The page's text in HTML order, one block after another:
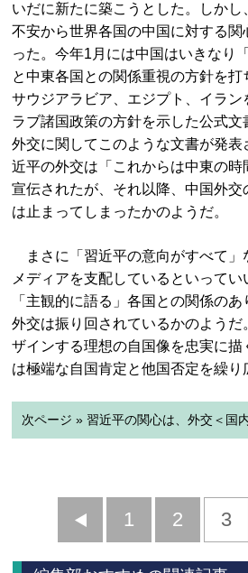
いだに新たに築こうとした。しか
不安から世界各国の中国に対する関
った。今年1月には中国はいきなり
と中東各国との関係重視の方針を
サウジアラビア、エジプト、イラン
ラブ諸国政策の方針を示した公式
外交に関してこのような文書が発表
近平の外交は「これからは中東の時
宣伝されたが、それ以降、中国外交
は止まってしまったかのようだ。
まさに「習近平の意向がすべて」
メディアを支配しているといって
「主観的に語る」各国との関係の
外交は振り回されているかのよう
ザインする理想の自国像を忠実に描
は極端な自国肯定と他国否定を繰り
次ページ » 習近平の関心は、外交＜国
前
へ
1 2 3